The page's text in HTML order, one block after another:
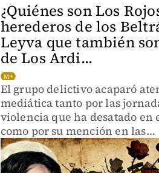
¿Quiénes son Los
herederos de los
Leyva que también
de Los Ardi...
El grupo delictivo acaparó
mediática tanto por las
violencia que ha desatado en
como por su mención en las
investigaciones que
Caso Ayotzinapa.